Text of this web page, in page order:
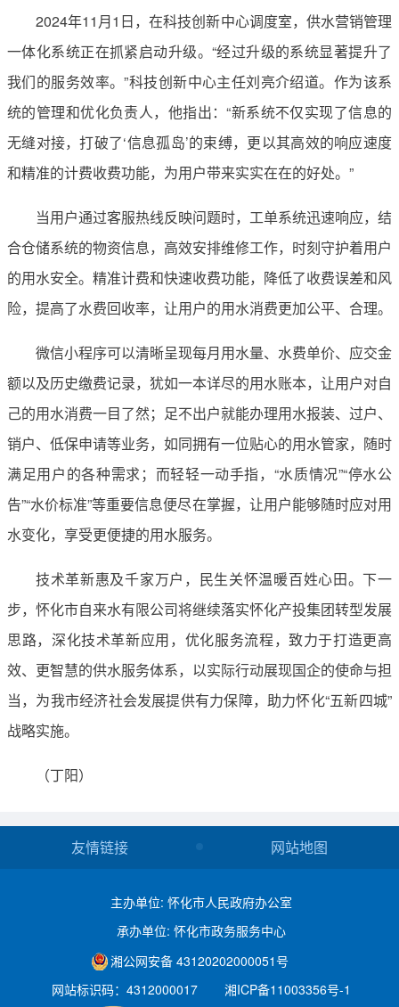
2024年11月1日，在科技创新中心调度室，供水营销管理
一体化系统正在抓紧启动升级。“经过升级的系统显著提升了
我们的服务效率。”科技创新中心主任刘亮介绍道。作为该系
统的管理和优化负责人，他指出：“新系统不仅实现了信息的
无缝对接，打破了‘信息孤岛’的束缚，更以其高效的响应速度
和精准的计费收费功能，为用户带来实实在在的好处。”
当用户通过客服热线反映问题时，工单系统迅速响应，结
合仓储系统的物资信息，高效安排维修工作，时刻守护着用户
的用水安全。精准计费和快速收费功能，降低了收费误差和风
险，提高了水费回收率，让用户的用水消费更加公平、合理。
微信小程序可以清晰呈现每月用水量、水费单价、应交金
额以及历史缴费记录，犹如一本详尽的用水账本，让用户对自
己的用水消费一目了然；足不出户就能办理用水报装、过户、
销户、低保申请等业务，如同拥有一位贴心的用水管家，随时
满足用户的各种需求；而轻轻一动手指，“水质情况”“停水公
告”“水价标准”等重要信息便尽在掌握，让用户能够随时应对用
水变化，享受更便捷的用水服务。
技术革新惠及千家万户，民生关怀温暖百姓心田。下一
步，怀化市自来水有限公司将继续落实怀化产投集团转型发展
思路，深化技术革新应用，优化服务流程，致力于打造更高
效、更智慧的供水服务体系，以实际行动展现国企的使命与担
当，为我市经济社会发展提供有力保障，助力怀化“五新四城”
战略实施。
（丁阳）
友情链接 网站地图
主办单位: 怀化市人民政府办公室
承办单位: 怀化市政务服务中心
湘公网安备 43120202000051号
网站标识码：4312000017
湘ICP备11003356号-1